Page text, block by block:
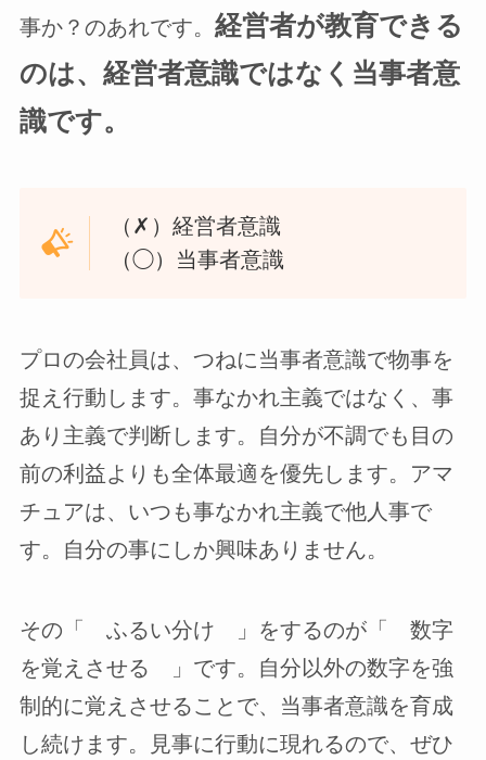
事か？のあれです。 経営者が教育できる
のは、経営者意識ではなく当事者意
識です。
（✗）経営者意識
（◯）当事者意識
プロの会社員は、つねに当事者意識で物事を
捉え行動します。事なかれ主義ではなく、事
あり主義で判断します。自分が不調でも目の
前の利益よりも全体最適を優先します。アマ
チュアは、いつも事なかれ主義で他人事で
す。自分の事にしか興味ありません。
その「 ふるい分け 」をするのが「 数字
を覚えさせる 」です。自分以外の数字を強
制的に覚えさせることで、当事者意識を育成
し続けます。見事に行動に現れるので、ぜひ